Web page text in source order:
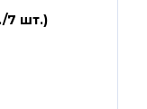
7 шт.)